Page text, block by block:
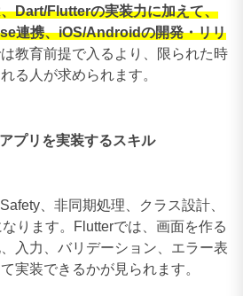
Dart/Flutterの実装力に加えて、
連携、iOS/Androidの開発・リリ
教育前提で入るより、限られた時
る人が求められます。
プリを実装するスキル
、非同期処理、クラス設計、
ります。Flutterでは、画面を作る
入力、バリデーション、エラー表
実装できるかが見られます。